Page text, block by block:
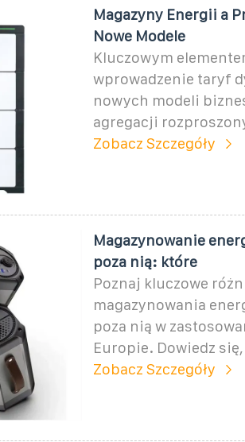
Magazyny Energii a
Nowe Modele
Kluczowym
wprowadzenie taryf
nowych modeli
agregacji
Zobacz Szczegóły
Magazynowanie
poza nią: które
Poznaj kluczowe
magazynowania
poza nią w
Europie. Dowiedz
Zobacz Szczegóły